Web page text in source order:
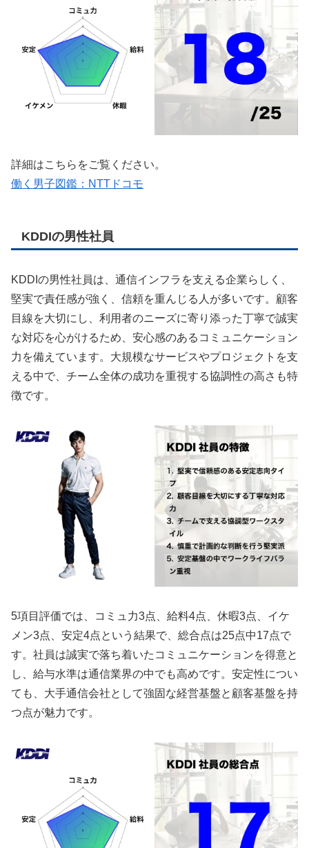
詳細はこちらをご覧ください。
働く男子図鑑：NTTドコモ
KDDIの男性社員
KDDIの男性社員は、通信インフラを支える企業らしく、
堅実で責任感が強く、信頼を重んじる人が多いです。顧客
目線を大切にし、利用者のニーズに寄り添った丁寧で誠実
な対応を心がけるため、安心感のあるコミュニケーション
力を備えています。大規模なサービスやプロジェクトを支
える中で、チーム全体の成功を重視する協調性の高さも特
徴です。
5項目評価では、コミュ力3点、給料4点、休暇3点、イケ
メン3点、安定4点という結果で、総合点は25点中17点で
す。社員は誠実で落ち着いたコミュニケーションを得意と
し、給与水準は通信業界の中でも高めです。安定性につい
ても、大手通信会社として強固な経営基盤と顧客基盤を持
つ点が魅力です。